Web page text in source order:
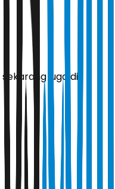
juga di